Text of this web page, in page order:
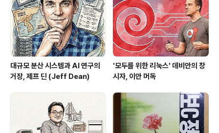
장학금을 받고 인턴생활을 합니다.대학 졸업후에는 골드만
삭스 아시아에서 12년동안 근무했습니다. 하버드를 졸업
해도 골드만삭스는 쉽게 취업할 수 있는 곳..
대규모 분산 시스템과 AI 연구의
거장, 제프 딘 (Jeff Dean)
'모두를 위한 리눅스' 데비안의 창
시자, 이안 머독